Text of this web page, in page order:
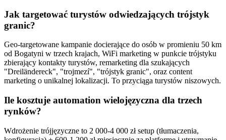
Jak targetować turystów odwiedzających trójstyk
granic?
Geo-targetowane kampanie docierające do osób w promieniu 50 km
od Bogatyni w trzech krajach, WiFi marketing w punkcie trójstyku
zbierający kontakty turystów, remarketing dla szukających
"Dreiländereck", "trojmezí", "trójstyk granic", oraz content
marketing o unikalnej lokalizacji. To przyciąga turystów niszowych.
Ile kosztuje automation wielojęzyczna dla trzech
rynków?
Wdrożenie trójjęzyczne to 2 000-4 000 zł setup (tłumaczenia,